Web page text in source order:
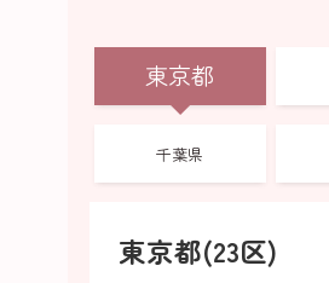
東京都
千葉県
東京都(23区)